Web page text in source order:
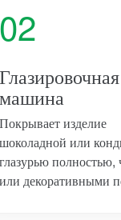
02
Глазировочная
машина
Покрывает изделие
шоколадной или
глазурью полностью,
или декоративными